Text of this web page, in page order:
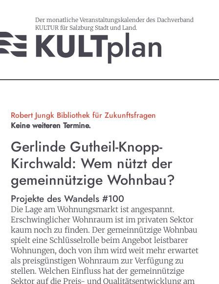
Der monatliche Veranstaltungskalender des Dachverband
KULTUR für Salzburg Stadt und Land.
Robert Jungk Bibliothek für Zukunftsfragen
Keine weiteren Termine.
Gerlinde Gutheil-Knopp-
Kirchwald: Wem nützt der
gemeinnützige Wohnbau?
Projekte des Wandels #100
Die Lage am Wohnungsmarkt ist angespannt.
Erschwinglicher Wohnraum ist im privaten Sektor
kaum noch zu finden. Der gemeinnützige Wohnbau
spielt eine Schlüsselrolle beim Angebot leistbarer
Wohnungen, doch von ihm wird weit mehr erwartet
als preisgünstigen Wohnraum zur Verfügung zu
stellen. Welchen Einfluss hat der gemeinnützige
Sektor auf die Preis- und Qualitätsentwicklung am